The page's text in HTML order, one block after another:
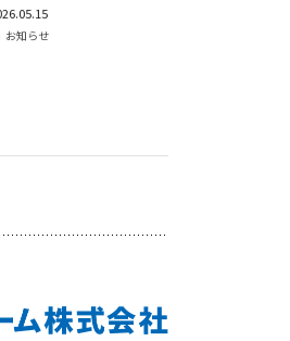
お知らせ